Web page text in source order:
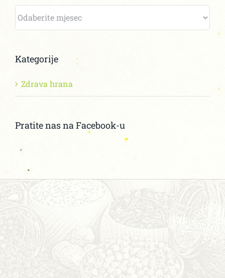
Kategorije
Zdrava hrana
Pratite nas na Facebook-u